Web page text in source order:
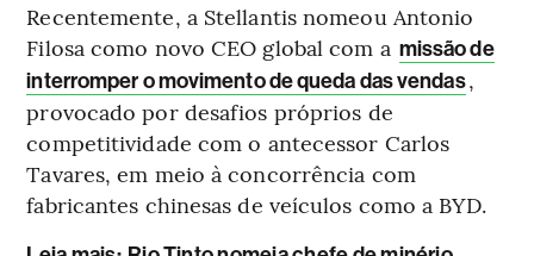
Recentemente, a Stellantis nomeou Antonio
Filosa como novo CEO global com a missão de
interromper o movimento de queda das vendas,
provocado por desafios próprios de
competitividade com o antecessor Carlos
Tavares, em meio à concorrência com
fabricantes chinesas de veículos como a BYD.